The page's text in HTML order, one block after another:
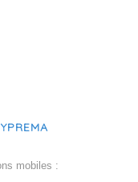
mobiles :